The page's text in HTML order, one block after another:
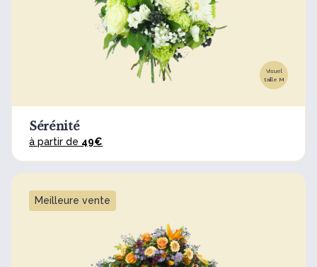
Visuel
taille M
Sérénité
à partir de 49€
Meilleure vente